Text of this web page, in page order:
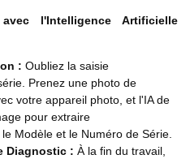
l'Intelligence Artificielle
: Oubliez la saisie
Prenez une photo de
votre appareil photo, et l'IA de
pour extraire
Modèle et le Numéro de Série.
Diagnostic : À la fin du travail,